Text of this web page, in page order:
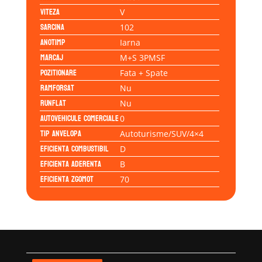
Viteza V
Sarcina 102
Anotimp Iarna
Marcaj M+S 3PMSF
Pozitionare Fata + Spate
Ramforsat Nu
Runflat Nu
Autovehicule comerciale0
Tip anvelopa Autoturisme/SUV/4×4
Eficienta Combustibil D
Eficienta Aderenta B
Eficienta Zgomot 70